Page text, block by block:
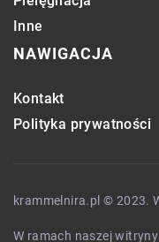
Inne
NAWIGACJA
Kontakt
Polityka prywatności
krammelnira.pl © 2023.
W ramach naszej